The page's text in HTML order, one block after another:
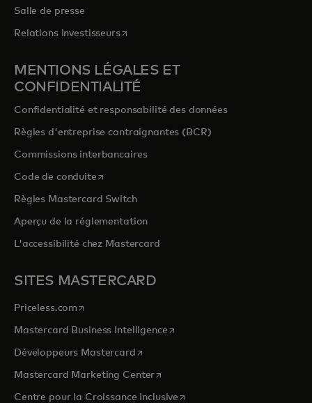
Salle de presse
Relations investisseurss’ouvre dans un nouvel onglet
MENTIONS LÉGALES ET
CONFIDENTIALITÉ
Confidentialité et responsabilité des données
Règles d'entreprise contraignantes (BCR)
Commissions interbancaires
Code de conduites’ouvre dans un nouvel onglet
Règles Mastercard Switch
Aperçu de la réglementation
L'accessibilité chez Mastercard
SITES MASTERCARD
Priceless.com s’ouvre dans un nouvel onglet
Mastercard Business Intelligences’ouvre dans un nouvel onglet
Développeurs Mastercards’ouvre dans un nouvel onglet
Mastercard Marketing Centers’ouvre dans un nouvel onglet
Centre pour la Croissance Inclusive s’ouvre dans un nouvel